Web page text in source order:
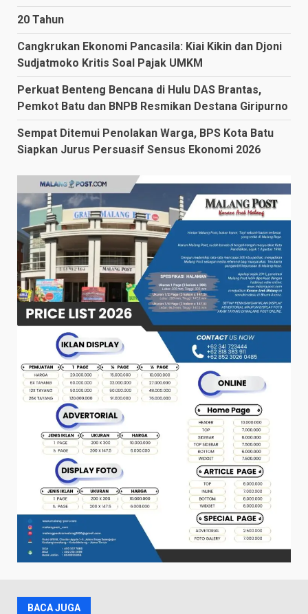
20 Tahun
Cangkrukan Ekonomi Pancasila: Kiai Kikin dan Djoni
Sudjatmoko Kritis Soal Pajak UMKM
Perkuat Benteng Bencana di Hulu DAS Brantas,
Pemkot Batu dan BNPB Resmikan Destana Giripurno
Sempat Ditemui Penolakan Warga, BPS Kota Batu
Siapkan Jurus Persuasif Sensus Ekonomi 2026
BACA JUGA